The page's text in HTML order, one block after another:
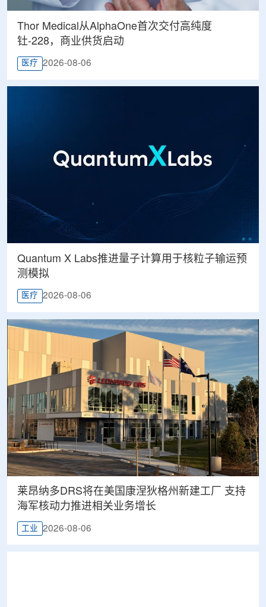
Thor Medical从AlphaOne首次交付高纯度
钍-228，商业供货启动
医疗 2026-08-06
Quantum X Labs推进量子计算用于核粒子输运预
测模拟
医疗 2026-08-06
莱昂纳多DRS将在美国康涅狄格州新建工厂 支持
海军核动力推进相关业务增长
工业 2026-08-06